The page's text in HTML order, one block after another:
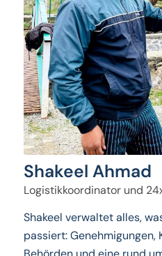
Shakeel Ahmad
Logistikkoordinator und
Shakeel verwaltet alles,
passiert: